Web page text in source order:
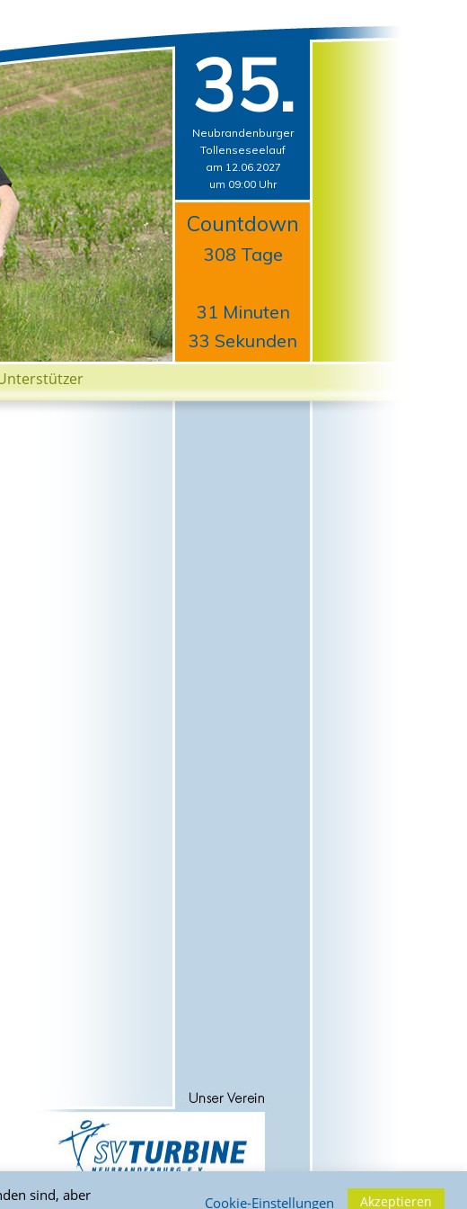
35.
Neubrandenburger
Tollenseseelauf
am 12.06.2027
um 09:00 Uhr
Countdown
308 Tage
31 Minuten
33 Sekunden
sind, aber
Cookie-Einstellungen Akzeptieren